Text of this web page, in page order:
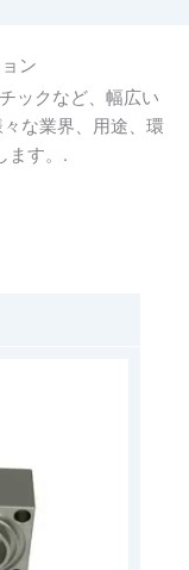
ン
ックなど、幅広い
な業界、用途、環
ます。.